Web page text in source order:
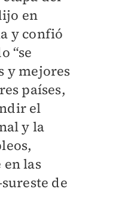
en
y confió
“se
y mejores
países,
el
y la
las
de